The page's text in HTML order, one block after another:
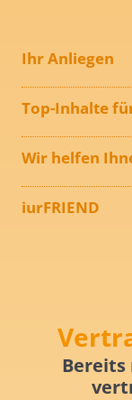
Ihr Anliegen
Top-Inhalte
Wir helfen
iurFRIEND
Bereits